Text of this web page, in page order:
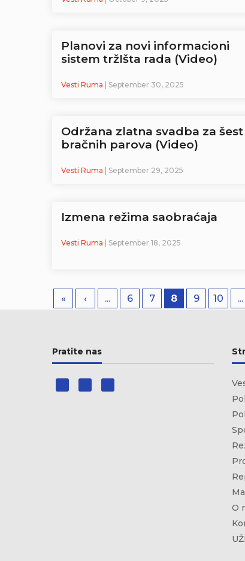
Planovi za novi informacioni
sistem tržIšta rada (Video)
Vesti Ruma | September 30, 2025
Održana zlatna svadba za šest
bračnih parova (Video)
Vesti Ruma | September 29, 2025
Izmena režima saobraćaja
Vesti Ruma | September 18, 2025
« ‹ ... 6 7 8 9 10 ...
Pratite nas
O